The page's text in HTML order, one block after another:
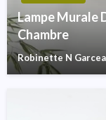
Lampe Murale
Chambre
Robinette N